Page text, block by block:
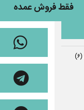
(۶)
فقط فروش عمده